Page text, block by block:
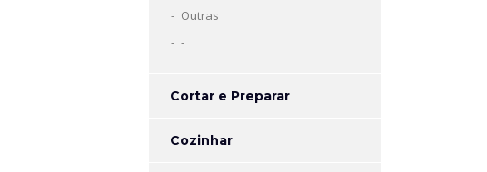
Outras
-
Cortar e Preparar
Cozinhar